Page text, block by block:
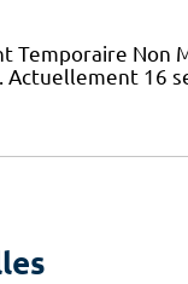
Temporaire Non
16